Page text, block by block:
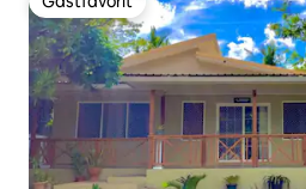
Gästfavorit